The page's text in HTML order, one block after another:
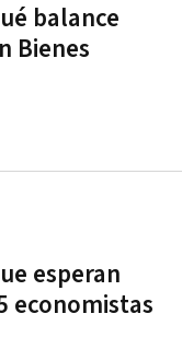
balance
Bienes
esperan
economistas